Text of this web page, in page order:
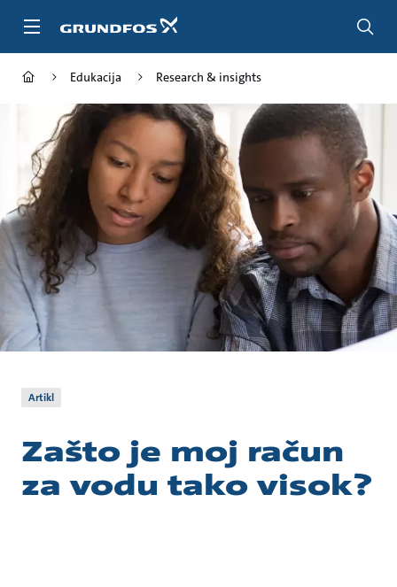
Edukacija Research & insights
Artikl
Zašto je moj račun
za vodu tako visok?